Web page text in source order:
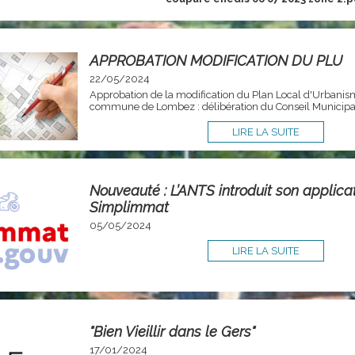
APPROBATION MODIFICATION DU PLU
22/05/2024
Approbation de la modification du Plan Local
commune de Lombez : délibération du Conseil
LIRE LA SUITE
Nouveauté : L’ANTS introduit son
Simplimmat
05/05/2024
LIRE LA SUITE
"Bien Vieillir dans le Gers"
17/01/2024